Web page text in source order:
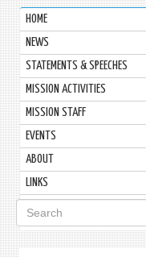
HOME
NEWS
STATEMENTS & SPEECHES
MISSION ACTIVITIES
MISSION STAFF
EVENTS
ABOUT
LINKS
Search
form